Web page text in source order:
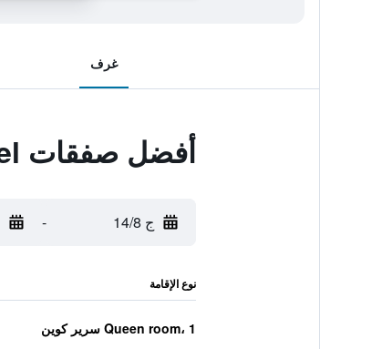
غرف
أفضل صفقات iclub To Kwa Wan Hotel
ج 14/8 -
نوع الإقامة
Queen room، 1 سرير كوين